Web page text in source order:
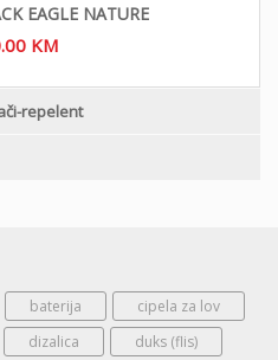
EAGLE NATURE
KM
repelent
baterija
cipela za lov
dizalica
duks (flis)